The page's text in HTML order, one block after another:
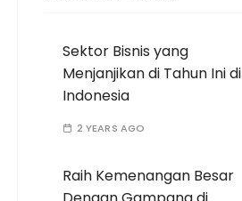
Sektor Bisnis yang
Menjanjikan di Tahun Ini di
Indonesia
2 YEARS AGO
Raih Kemenangan Besar